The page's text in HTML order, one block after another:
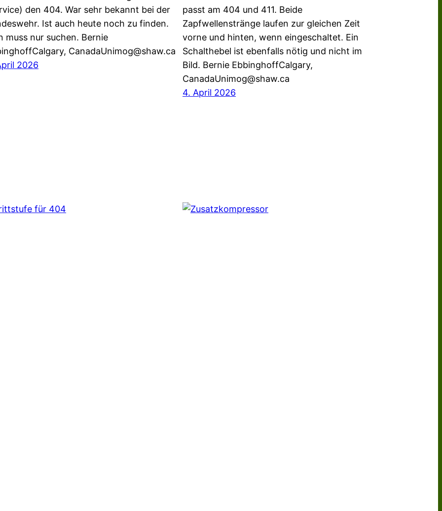
den 404. War sehr bekannt bei der
Ist auch heute noch zu finden.
muss nur suchen. Bernie
CanadaUnimog@shaw.ca
2026
passt am 404 und 411. Beide
Zapfwellenstränge laufen zur gleichen Zeit
vorne und hinten, wenn eingeschaltet. Ein
Schalthebel ist ebenfalls nötig und nicht im
Bild. Bernie EbbinghoffCalgary,
CanadaUnimog@shaw.ca
4. April 2026